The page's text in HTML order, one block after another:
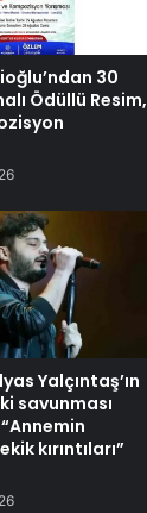
30
Ödüllü Resim,
Yalçıntaş’ın
savunması
kırıntıları”